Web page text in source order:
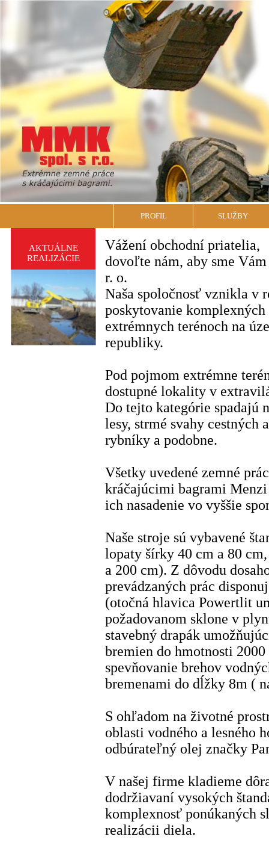
PROFIL SLUŽBY
AKTUÁLNE
REALIZÁCIE
Vážení obchodní priatelia,
dovoľte nám, aby sme
r. o.
Naša spoločnosť vznikla v
poskytovanie
extrémnych terénoch na
republiky.
Pod pojmom extrémne
dostupné lokality v
Do tejto kategórie spadajú
lesy, strmé svahy
rybníky a podobne.
Všetky uvedené zemné
kráčajúcimi bagrami
ich nasadenie vo vyššie
Naše stroje sú vybavené
lopaty šírky 40 cm a 80
a 200 cm). Z dôvodu
prevádzaných prác
(otočná hlavica Powertlit
požadovanom sklone v
stavebný drapák
bremien do hmotnosti
spevňovanie brehov
bremenami do dĺžky 8m (
S ohľadom na životné
oblasti vodného a lesného
odbúrateľný olej značky
V našej firme kladieme
dodržiavaní vysokých
komplexnosť ponúkaných
realizácii diela.